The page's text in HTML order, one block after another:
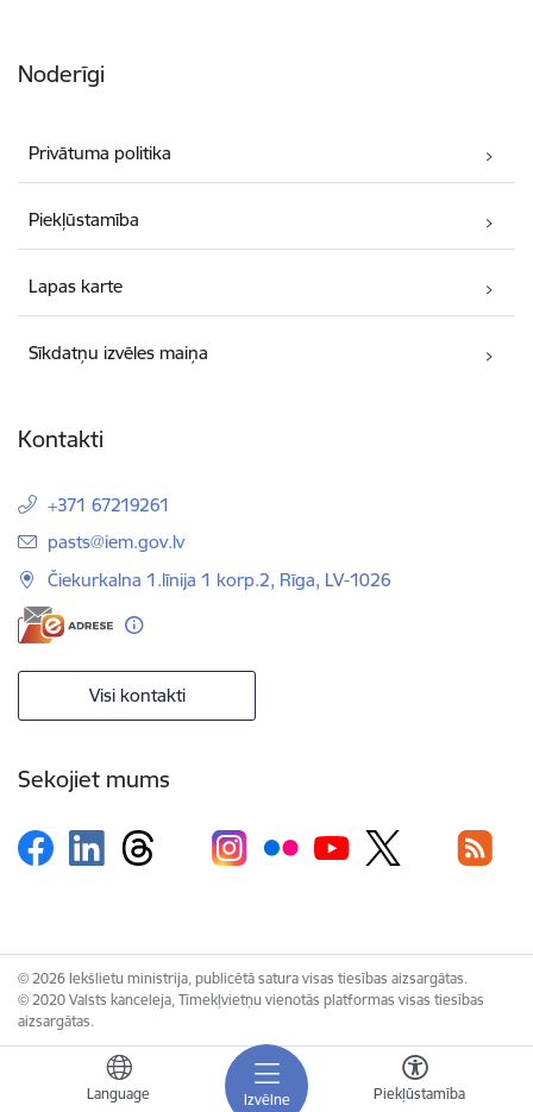
Izvēlne
Language Piekļūstamība
Noderīgi
Privātuma politika
Piekļūstamība
Lapas karte
Sīkdatņu izvēles maiņa
Kontakti
+371 67219261
E-pasts:
pasts@iem.gov.lv
Čiekurkalna 1.līnija 1 korp.2, Rīga, LV-1026
Visi kontakti
Sekojiet mums
© 2026 Iekšlietu ministrija, publicētā satura visas tiesības aizsargātas.
© 2020 Valsts kanceleja, Tīmekļvietņu vienotās platformas visas tiesības
aizsargātas.